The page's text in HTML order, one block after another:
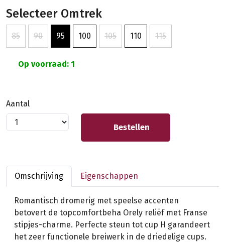
Selecteer Omtrek
85 90 95 100 105 110 115
Op voorraad: 1
Aantal
Bestellen
Omschrijving Eigenschappen
Romantisch dromerig met speelse accenten
betovert de topcomfortbeha Orely reliëf met Franse
stipjes-charme. Perfecte steun tot cup H garandeert
het zeer functionele breiwerk in de driedelige cups.